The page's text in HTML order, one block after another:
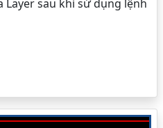
Layer sau khi sử dụng lệnh